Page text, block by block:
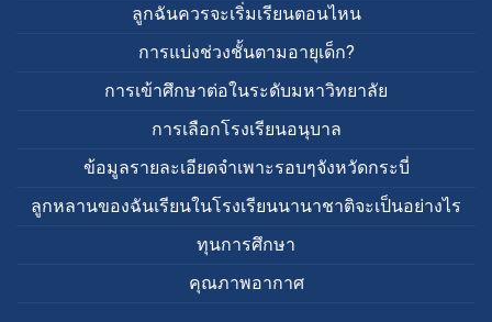
ลูกฉันควรจะเริ่มเรียนตอนไหน
การแบ่งช่วงชั้นตามอายุเด็ก?
การเข้าศึกษาต่อในระดับมหาวิทยาลัย
การเลือกโรงเรียนอนุบาล
ข้อมูลรายละเอียดจำเพาะรอบๆจังหวัดกระบี่
ลูกหลานของฉันเรียนในโรงเรียนนานาชาติจะเป็นอย่างไร
ทุนการศึกษา
คุณภาพอากาศ